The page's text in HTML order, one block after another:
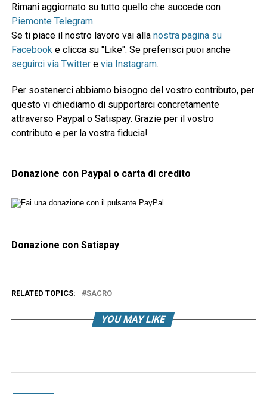
Rimani aggiornato su tutto quello che succede con
Piemonte Telegram.
Se ti piace il nostro lavoro vai alla nostra pagina su
Facebook e clicca su "Like". Se preferisci puoi anche
seguirci via Twittere via Instagram.
Per sostenerci abbiamo bisogno del vostro contributo, per
questo vi chiediamo di supportarci concretamente
attraverso Paypal o Satispay. Grazie per il vostro
contributo e per la vostra fiducia!
Donazione con Paypal o carta di credito
Donazione con Satispay
RELATED TOPICS: SACRO
YOU MAY LIKE